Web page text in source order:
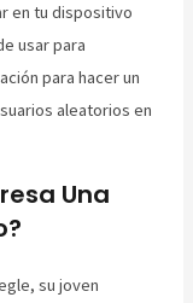
en tu dispositivo
usar para
para hacer un
aleatorios en
Una
su joven